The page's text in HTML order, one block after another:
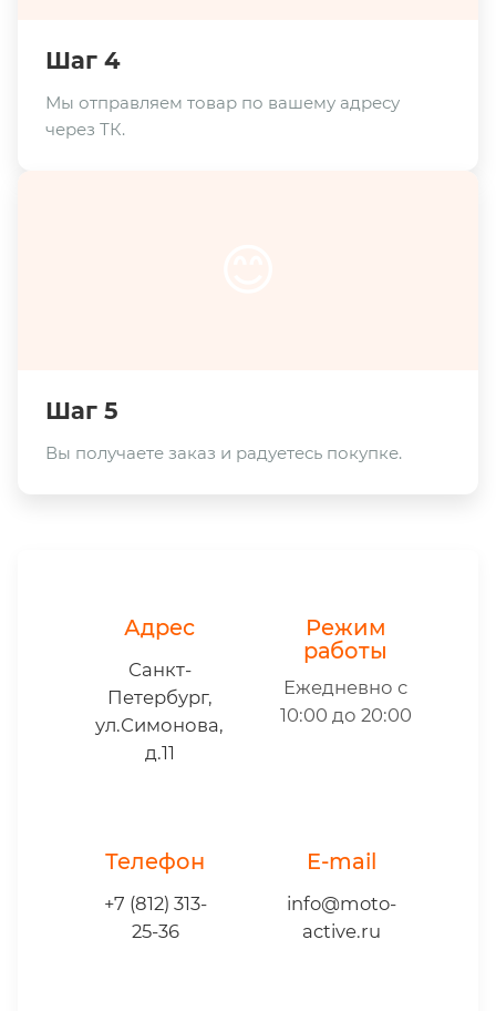
Шаг 4
Мы отправляем товар по вашему адресу
через ТК.
Шаг 5
Вы получаете заказ и радуетесь покупке.
Адрес
Санкт-
Петербург,
ул.Симонова,
д.11
Режим
работы
Ежедневно с
10:00 до 20:00
Телефон
+7 (812) 313-
25-36
E-mail
info@moto-
active.ru